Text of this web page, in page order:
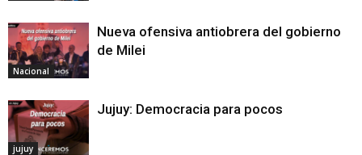
Nacional
Nueva ofensiva antiobrera del gobierno
de Milei
jujuy
Jujuy: Democracia para pocos